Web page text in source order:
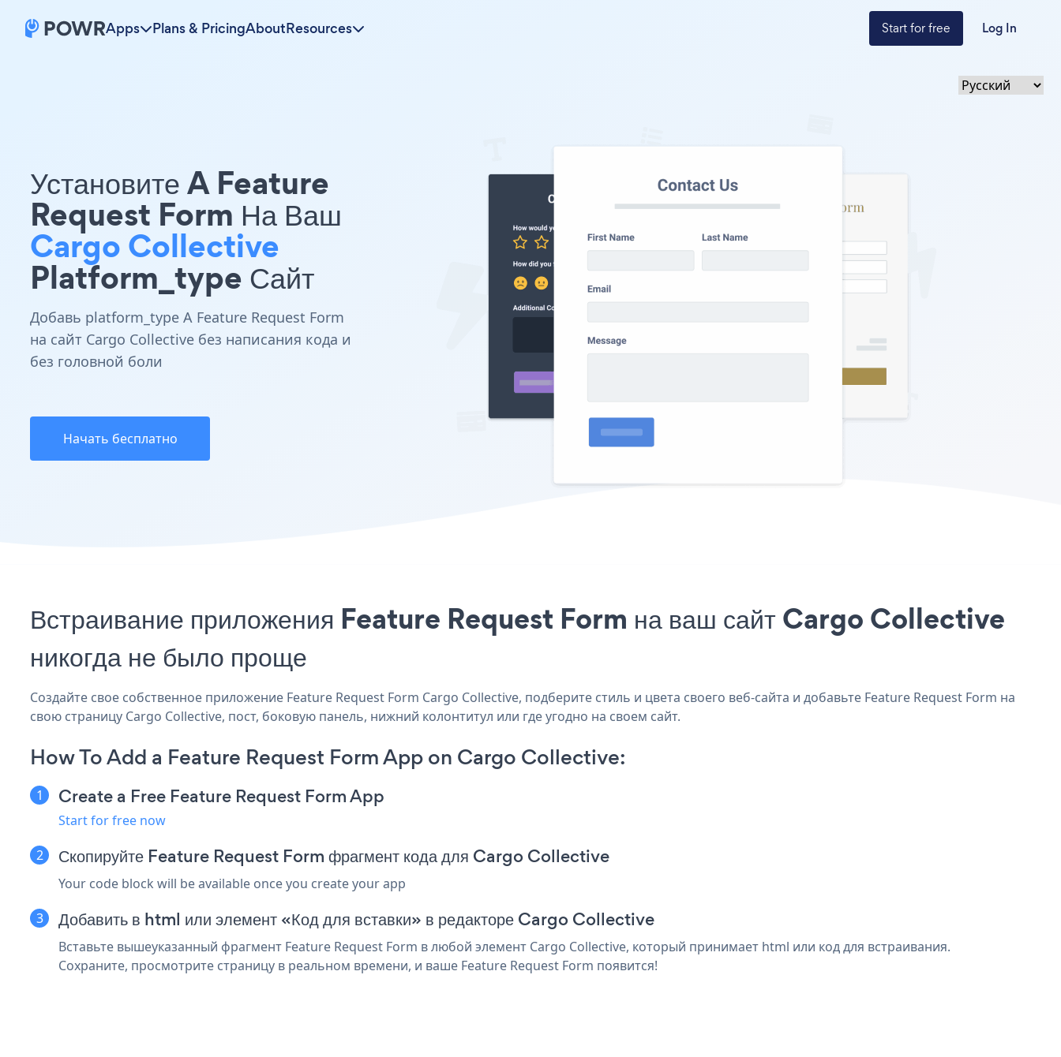
Apps Plans & PricingAboutResources Start for free Log In
Установите A Feature
Request Form На Ваш
Cargo Collective
Platform_type Сайт
Добавь platform_type A Feature Request Form
на сайт Cargo Collective без написания кода и
без головной боли
Начать бесплатно
Встраивание приложения Feature Request Form на ваш сайт Cargo Collective
никогда не было проще
Создайте свое собственное приложение Feature Request Form Cargo Collective, подберите стиль и цвета своего веб-сайта и добавьте Feature Request Form на
свою страницу Cargo Collective, пост, боковую панель, нижний колонтитул или где угодно на своем сайт.
How To Add a Feature Request Form App on Cargo Collective:
Create a Free Feature Request Form App
Start for free now
Скопируйте Feature Request Form фрагмент кода для Cargo Collective
Your code block will be available once you create your app
Добавить в html или элемент «Код для вставки» в редакторе Cargo Collective
Вставьте вышеуказанный фрагмент Feature Request Form в любой элемент Cargo Collective, который принимает html или код для встраивания.
Сохраните, просмотрите страницу в реальном времени, и ваше Feature Request Form появится!